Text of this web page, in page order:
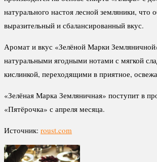
натурального настоя лесной земляники, что
выразительный и сбалансированный вкус.
Аромат и вкус «Зелёной Марки
натуральными ягодными нотами с мягкой
кислинкой, переходящими в приятное,
«Зелёная Марка Земляничная» поступит в
«Пятёрочка» с апреля месяца.
Источник: roust.com